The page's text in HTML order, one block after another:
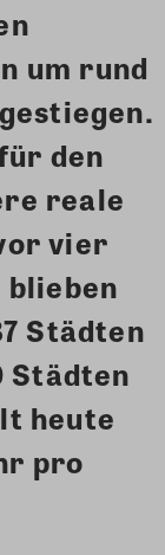
um rund
den
reale
vier
Städten
Städten
heute
pro